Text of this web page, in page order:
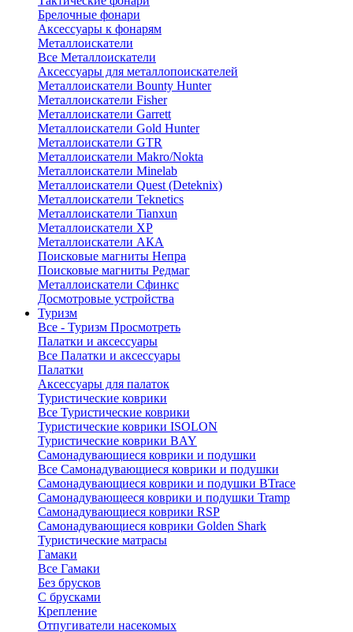
Брелочные фонари
Аксессуары к фонарям
Металлоискатели
Все Металлоискатели
Аксессуары для металлопоискателей
Металлоискатели Bounty Hunter
Металлоискатели Fisher
Металлоискатели Garrett
Металлоискатели Gold Hunter
Металлоискатели GTR
Металлоискатели Makro/Nokta
Металлоискатели Minelab
Металлоискатели Quest (Deteknix)
Металлоискатели Teknetics
Металлоискатели Tianxun
Металлоискатели XP
Металлоискатели АКА
Поисковые магниты Непра
Поисковые магниты Редмаг
Металлоискатели Сфинкс
Досмотровые устройства
Туризм
Все - Туризм Просмотреть
Палатки и аксессуары
Все Палатки и аксессуары
Палатки
Аксессуары для палаток
Туристические коврики
Все Туристические коврики
Туристические коврики ISOLON
Туристические коврики BAY
Самонадувающиеся коврики и подушки
Все Самонадувающиеся коврики и подушки
Самонадувающиеся коврики и подушки BTrace
Самонадувающееся коврики и подушки Tramp
Самонадувающиеся коврики RSP
Самонадувающиеся коврики Golden Shark
Туристические матрасы
Гамаки
Все Гамаки
Без брусков
С брусками
Крепление
Отпугиватели насекомых